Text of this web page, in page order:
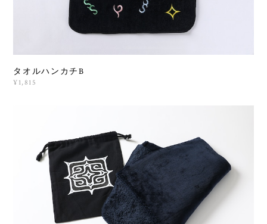
タオルハンカチB
¥1,815